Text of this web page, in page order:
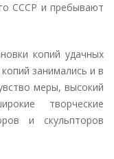
СССР и пребывают
копий удачных
занимались и в
меры, высокий
творческие
и скульпторов